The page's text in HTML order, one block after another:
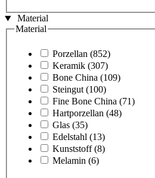
Material
Material
Porzellan (852)
Keramik (307)
Bone China (109)
Steingut (100)
Fine Bone China (71)
Hartporzellan (48)
Glas (35)
Edelstahl (13)
Kunststoff (8)
Melamin (6)